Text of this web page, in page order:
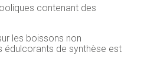
contenant des
les boissons non
édulcorants de synthèse est